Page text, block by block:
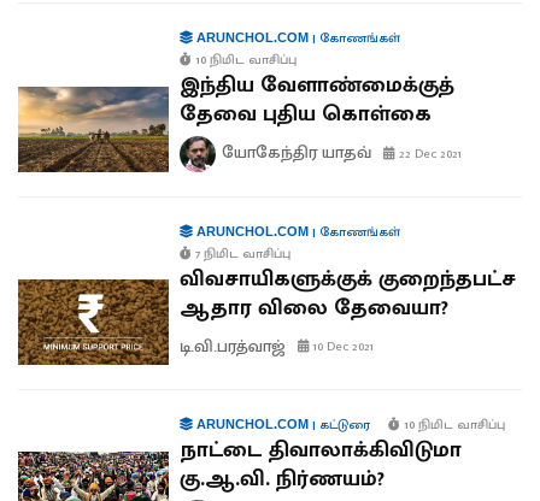
ARUNCHOL.COM| கோணங்கள்
10 நிமிட வாசிப்பு
இந்திய வேளாண்மைக்குத்
தேவை புதிய கொள்கை
யோகேந்திர யாதவ் 22 Dec 2021
ARUNCHOL.COM| கோணங்கள்
7 நிமிட வாசிப்பு
விவசாயிகளுக்குக் குறைந்தபட்ச
ஆதார விலை தேவையா?
டி.வி.பரத்வாஜ் 10 Dec 2021
ARUNCHOL.COM| கட்டுரை 10 நிமிட வாசிப்பு
நாட்டை திவாலாக்கிவிடுமா
கு.ஆ.வி. நிர்ணயம்?